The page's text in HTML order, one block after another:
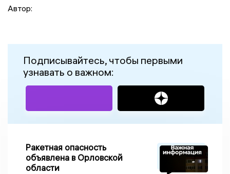
Автор:
Подписывайтесь, чтобы первыми
узнавать о важном:
Ракетная опасность
объявлена в Орловской
области